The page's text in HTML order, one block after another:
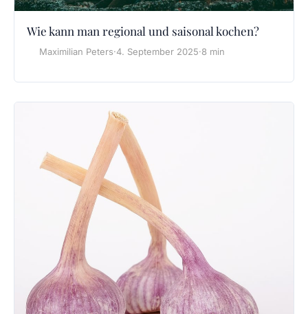
Wie kann man regional und saisonal kochen?
Maximilian Peters·4. September 2025·8 min